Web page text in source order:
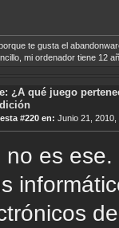
te gusta el
mi ordenador tiene 12
¿A qué juego
#220 en: Junio 21,
no es